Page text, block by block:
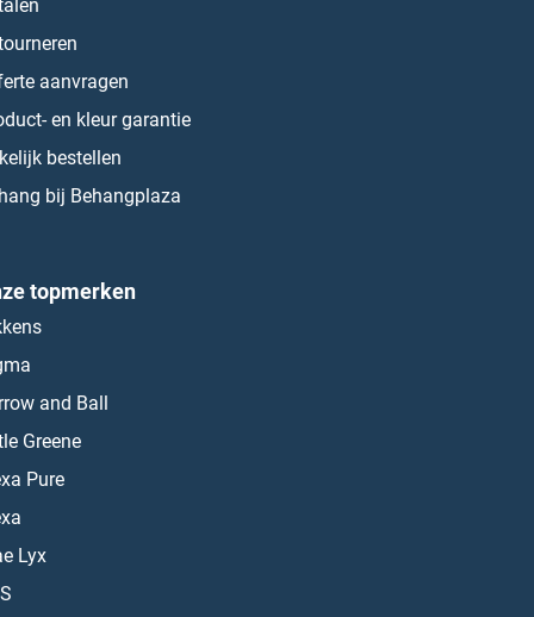
aanvragen
en kleur garantie
bestellen
bij Behangplaza
topmerken
and Ball
Greene
Pure
Lyx